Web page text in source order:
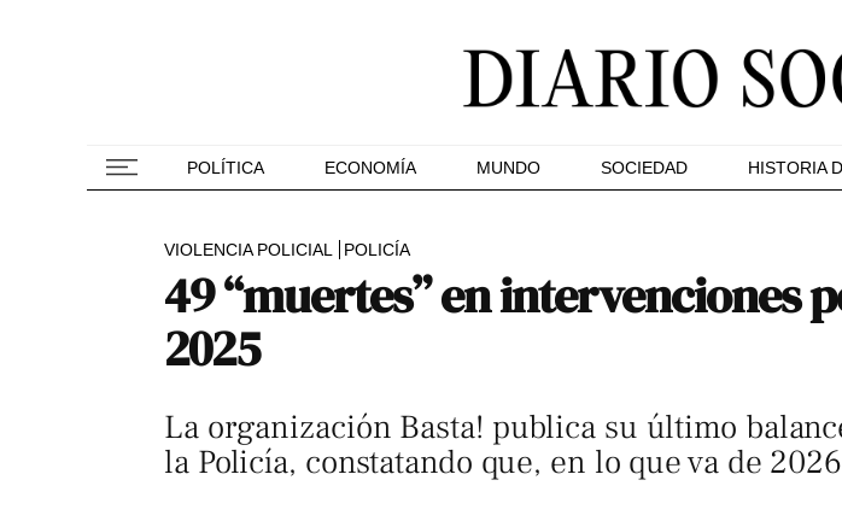
POLÍTICA ECONOMÍA MUNDO SOCIEDAD HISTORIA
VIOLENCIA POLICIAL POLICÍA
49 “muertes” en intervenciones
2025
La organización Basta! publica su último
la Policía, constatando que, en lo que va de